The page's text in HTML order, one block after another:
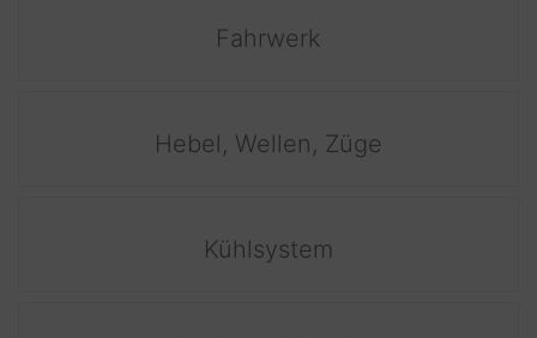
Fahrwerk
Hebel, Wellen, Züge
Kühlsystem